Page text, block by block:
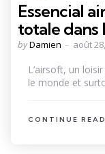
Essencial
totale dans
Posted
byDamien août
L’airsoft, un
le monde et
CONTINUE